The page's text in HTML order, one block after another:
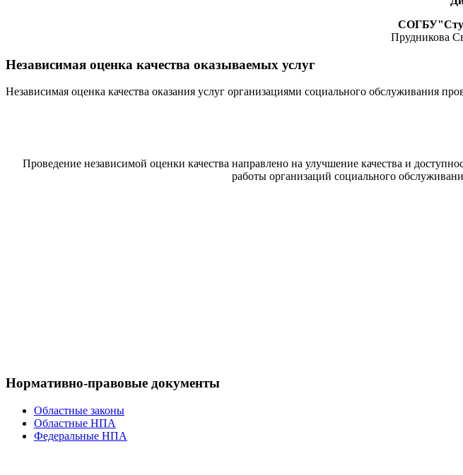
Прудникова
Независимая оценка качества оказываемых услуг
Независимая оценка качества оказания услуг организациями социального обслуживания
Проведение независимой оценки качества направлено на улучшение качества и
работы организаций социального
Нормативно-правовые документы
Областные законы
Областные НПА
Федеральные НПА